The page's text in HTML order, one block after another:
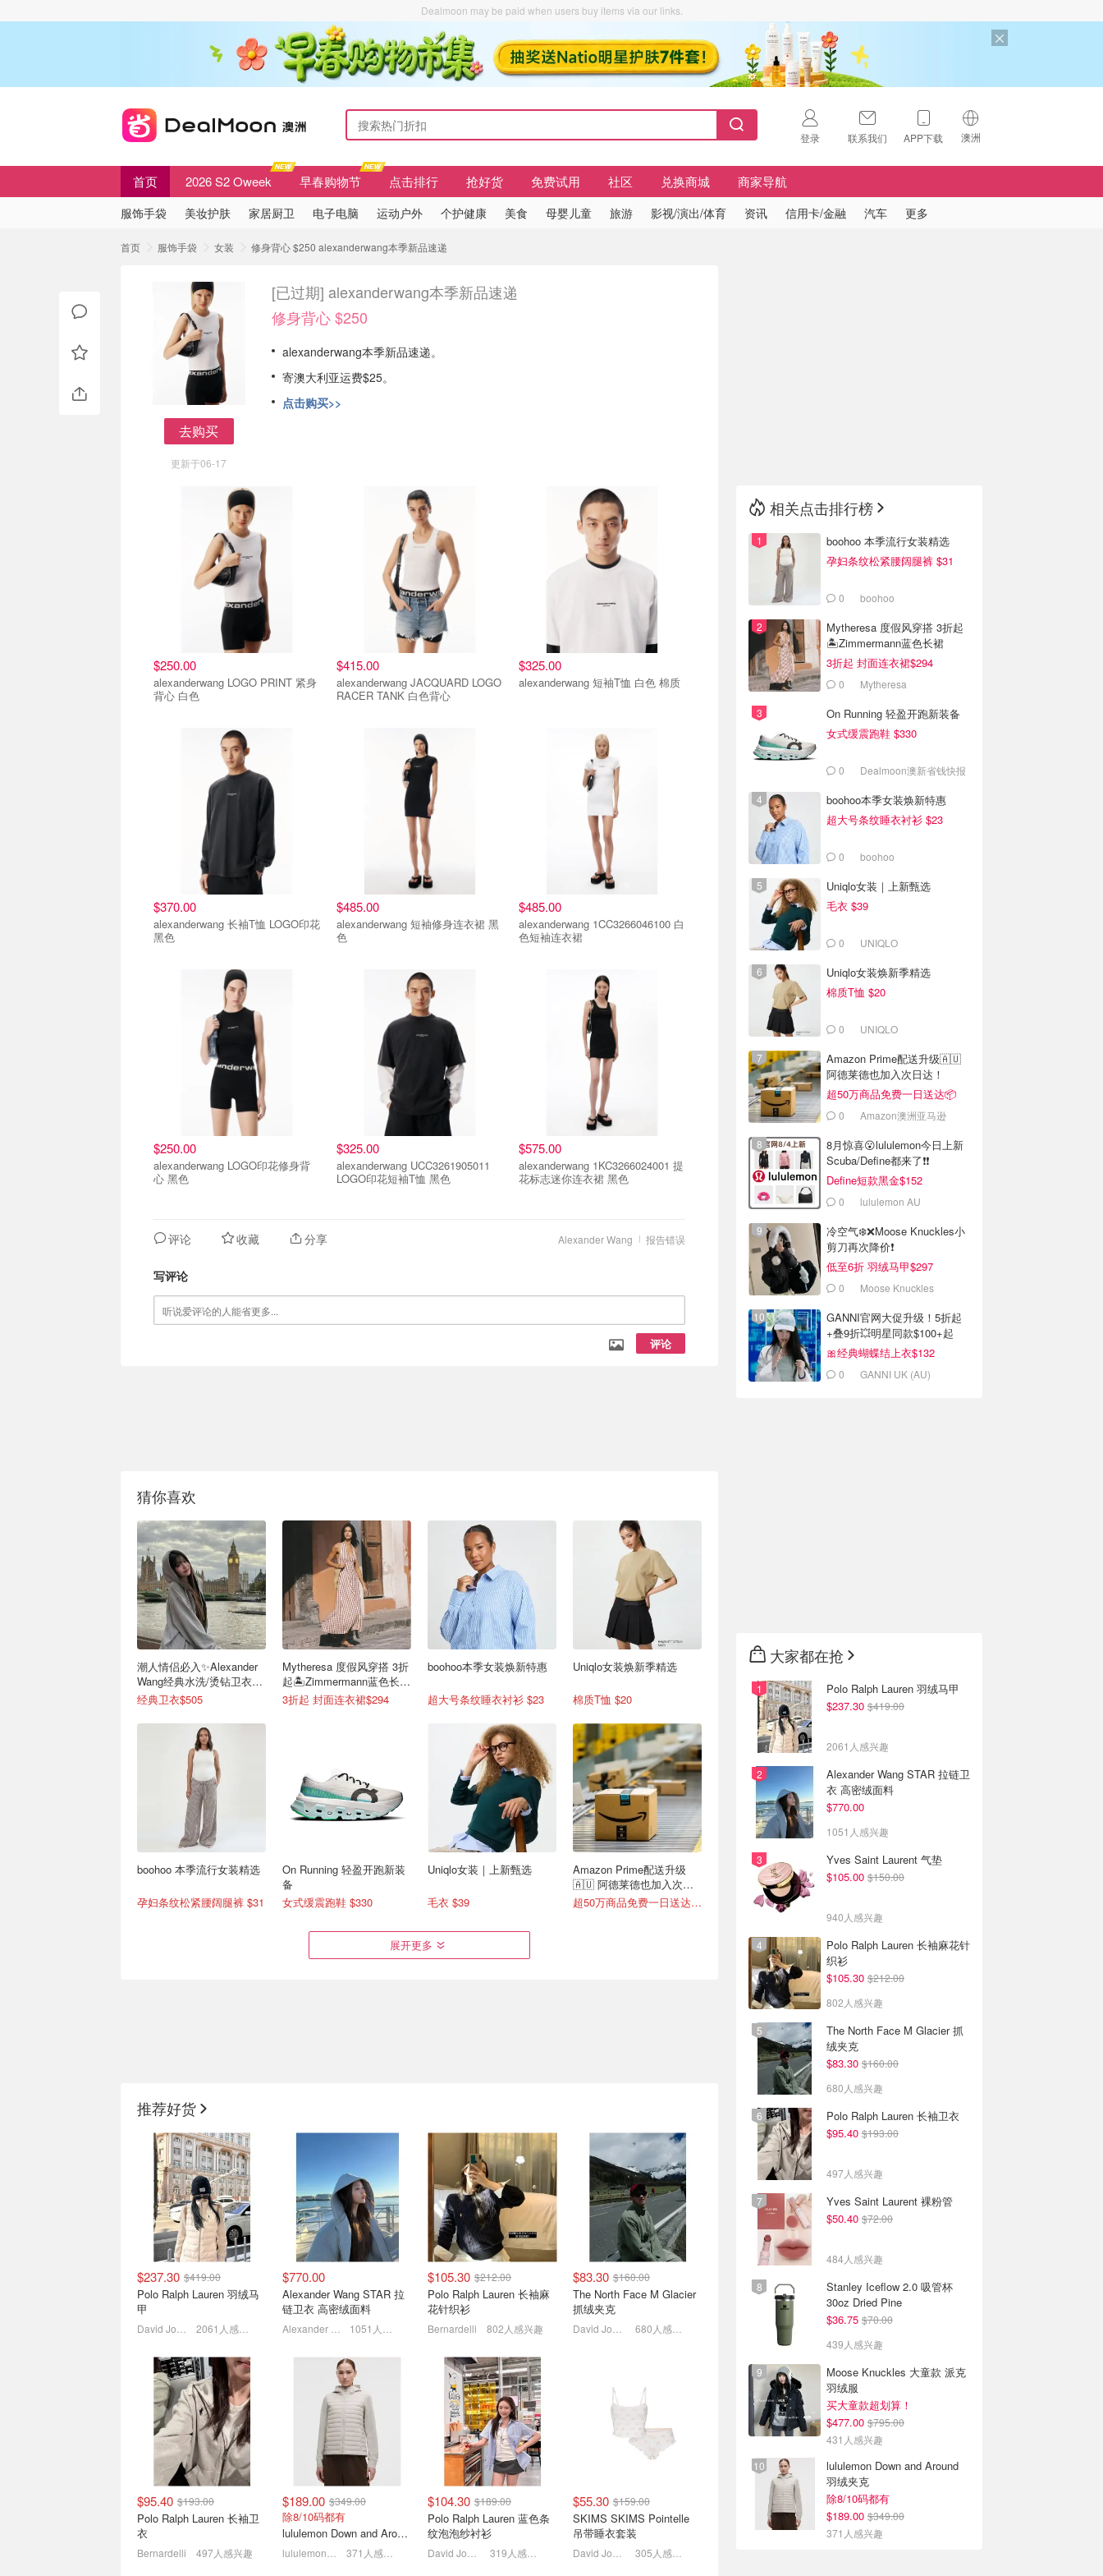
Dealmoon may be paid when users buy items via our links.
登录 联系我们 APP下载 澳洲
🇺🇸
🇨🇳中国
首页 2026 S2 Oweek 早春购物节 点击排行 抢好货 免费试用 社区 兑换商城 商家导航
服饰手袋 美妆护肤 家居厨卫 电子电脑 运动户外 个护健康 美食 母婴儿童 旅游 影视/演出/体育 资讯 信用卡/金融 汽车 更多
首页 服饰手袋 女装 修身背心 $250 alexanderwang本季新品速递
去购买
更新于06-17
[已过期] alexanderwang本季新品速递
修身背心 $250
alexanderwang本季新品速递。
寄澳大利亚运费$25。
点击购买>>
$250.00
alexanderwang LOGO PRINT 紧身
背心 白色
$415.00
alexanderwang JACQUARD LOGO
RACER TANK 白色背心
$325.00
alexanderwang 短袖T恤 白色 棉质
$370.00
alexanderwang 长袖T恤 LOGO印花
黑色
$485.00
alexanderwang 短袖修身连衣裙 黑
色
$485.00
alexanderwang 1CC3266046100 白
色短袖连衣裙
$250.00
alexanderwang LOGO印花修身背
心 黑色
$325.00
alexanderwang UCC3261905011
LOGO印花短袖T恤 黑色
$575.00
alexanderwang 1KC3266024001 提
花标志迷你连衣裙 黑色
报告错误
Alexander Wang
评论 收藏 分享
写评论
评论
猜你喜欢
潮人情侣必入✨Alexander
Wang经典水洗/烫钻卫衣来
看
经典卫衣$505
boohoo 本季流行女装精选
孕妇条纹松紧腰阔腿裤 $31
Mytheresa 度假风穿搭 3折
起🏝️Zimmermann蓝色长裙
$1171
3折起 封面连衣裙$294
On Running 轻盈开跑新装
备
女式缓震跑鞋 $330
boohoo本季女装焕新特惠
超大号条纹睡衣衬衫 $23
Uniqlo女装｜上新甄选
毛衣 $39
Uniqlo女装焕新季精选
棉质T恤 $20
Amazon Prime配送升级
🇦🇺 阿德莱德也加入次日
达！
超50万商品免费一日送达📦
新 Scuba/Define都来了❗️❗️
Define短款黑金$152
冷空气❄️❌️Moose Knuckles
小剪刀再次降价❗️
低至6折 羽绒马甲$297
Bernardelli 八月大促📢拉夫
劳伦衬衫$51🐎麻花毛衣
$105
Amazon Haul🔥8月限时特
惠，全场立减$8！
tessabit大牌直降正价8.5折
⚡加鹅、LOEWE、BBR全
好价
Jennie同款短T$298
ZIMMERMANN上新｜精致
穿搭点睛单品
封面同款包包$1100
OUTNET更新升级大促
✨1.5折起 Zimmermann神
裙$201
热巴同款SW过膝靴$207
Mytheresa限时闪促⚡️西太
后仙女泪土星项链$195
3折起+叠9折！
又双叒降价❗️Cettire 季中大
促⏰珑骧饺子包$183
展开更多
推荐好货
$237.30 $419.00
Polo Ralph Lauren 羽绒马
甲
$770.00
Alexander Wang STAR 拉
链卫衣 高密绒面料
$105.30 $212.00
Polo Ralph Lauren 长袖麻
花针织衫
Bernardelli 802人感兴趣
$83.30 $160.00
The North Face M Glacier
抓绒夹克
680人感兴趣
$95.40 $193.00
Polo Ralph Lauren 长袖卫
衣
Bernardelli 497人感兴趣
$189.00 $349.00
除8/10码都有
lululemon Down and Around 羽绒夹克
$104.30 $189.00
Polo Ralph Lauren 蓝色条
纹泡泡纱衬衫
319人感兴趣
$55.30 $159.00
SKIMS SKIMS Pointelle
吊带睡衣套装
305人感兴趣
相关点击排行榜
boohoo 本季流行女装精选
孕妇条纹松紧腰阔腿裤 $31
0 boohoo
Mytheresa 度假风穿搭 3折起
🏝️Zimmermann蓝色长裙
$1171
3折起 封面连衣裙$294
0 Mytheresa
On Running 轻盈开跑新装备
女式缓震跑鞋 $330
0 Dealmoon澳新省钱快报
boohoo本季女装焕新特惠
超大号条纹睡衣衬衫 $23
0 boohoo
Uniqlo女装｜上新甄选
毛衣 $39
0 UNIQLO
Uniqlo女装焕新季精选
棉质T恤 $20
0 UNIQLO
Amazon Prime配送升级🇦🇺
阿德莱德也加入次日达！
超50万商品免费一日送达📦
0 Amazon澳洲亚马逊
8月惊喜😮lululemon今日上新
Scuba/Define都来了❗️❗️
Define短款黑金$152
0 lululemon AU
冷空气❄️❌️Moose Knuckles小
剪刀再次降价❗️
低至6折 羽绒马甲$297
0 Moose Knuckles
GANNI官网大促升级！5折起
+叠9折💥明星同款$100+起
🎀经典蝴蝶结上衣$132
0 GANNI UK (AU)
大家都在抢
Polo Ralph Lauren 羽绒马甲
$237.30 $419.00
2061人感兴趣
Alexander Wang STAR 拉链卫
衣 高密绒面料
$770.00
1051人感兴趣
Yves Saint Laurent 气垫
$105.00 $150.00
940人感兴趣
Polo Ralph Lauren 长袖麻花针
织衫
$105.30 $212.00
802人感兴趣
The North Face M Glacier 抓
绒夹克
$83.30 $160.00
680人感兴趣
Polo Ralph Lauren 长袖卫衣
$95.40 $193.00
497人感兴趣
Yves Saint Laurent 裸粉管
$50.40 $72.00
484人感兴趣
Stanley Iceflow 2.0 吸管杯
30oz Dried Pine
$36.75 $70.00
439人感兴趣
Moose Knuckles 大童款 派克
羽绒服
买大童款超划算！
$477.00 $795.00
431人感兴趣
lululemon Down and Around
羽绒夹克
除8/10码都有
$189.00 $349.00
371人感兴趣